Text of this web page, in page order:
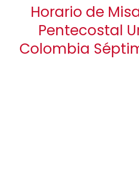
Horario de
Pentecostal
Colombia